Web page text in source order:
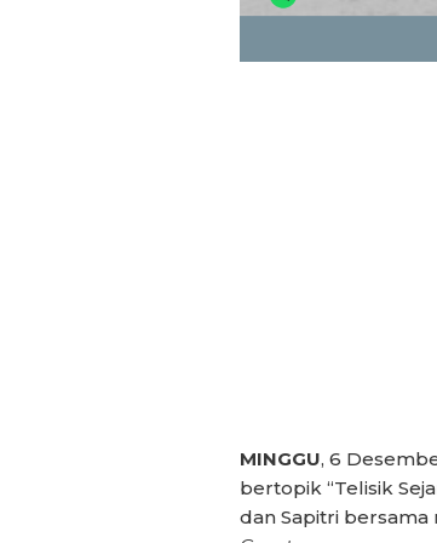
MINGGU, 6
bertopik “Telisik
dan Sapitri bersama